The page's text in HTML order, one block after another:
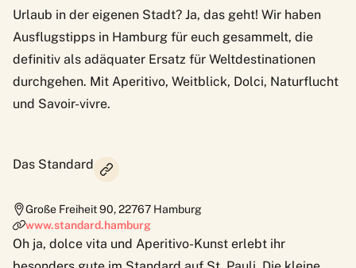
Urlaub in der eigenen Stadt? Ja, das geht! Wir haben
Ausflugstipps in Hamburg für euch gesammelt, die
definitiv als adäquater Ersatz für Weltdestinationen
durchgehen. Mit Aperitivo, Weitblick, Dolci, Naturflucht
und Savoir-vivre.
Das Standard
Große Freiheit 90,22767 Hamburg
www.standard.hamburg
Oh ja, dolce vita und Aperitivo-Kunst erlebt ihr